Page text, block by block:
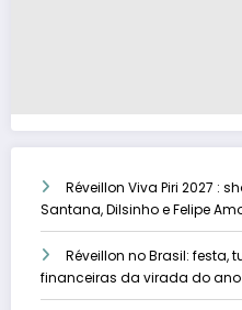
Réveillon Viva Piri 2027 :
Santana, Dilsinho e Felipe
Réveillon no Brasil: festa,
financeiras da virada do ano